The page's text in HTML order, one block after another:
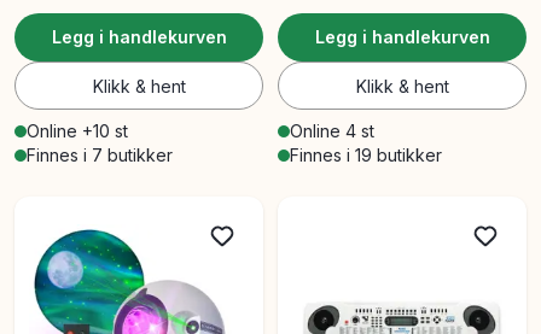
Legg i handlekurven
Klikk & hent
Online +10 st
Finnes i 7 butikker
Legg i handlekurven
Klikk & hent
Online 4 st
Finnes i 19 butikker